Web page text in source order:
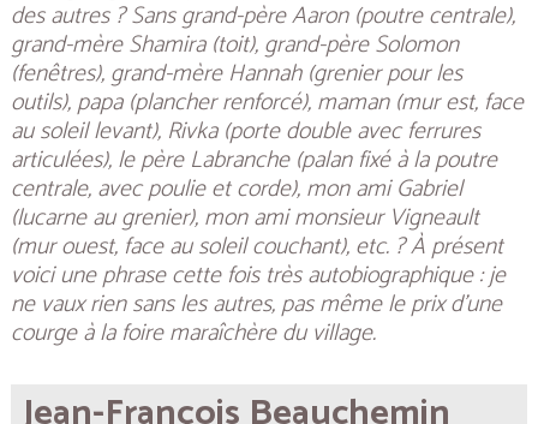
des autres ? Sans grand-père Aaron (poutre centrale),
grand-mère Shamira (toit), grand-père Solomon
(fenêtres), grand-mère Hannah (grenier pour les
outils), papa (plancher renforcé), maman (mur est, face
au soleil levant), Rivka (porte double avec ferrures
articulées), le père Labranche (palan fixé à la poutre
centrale, avec poulie et corde), mon ami Gabriel
(lucarne au grenier), mon ami monsieur Vigneault
(mur ouest, face au soleil couchant), etc. ? À présent
voici une phrase cette fois très autobiographique : je
ne vaux rien sans les autres, pas même le prix d’une
courge à la foire maraîchère du village.